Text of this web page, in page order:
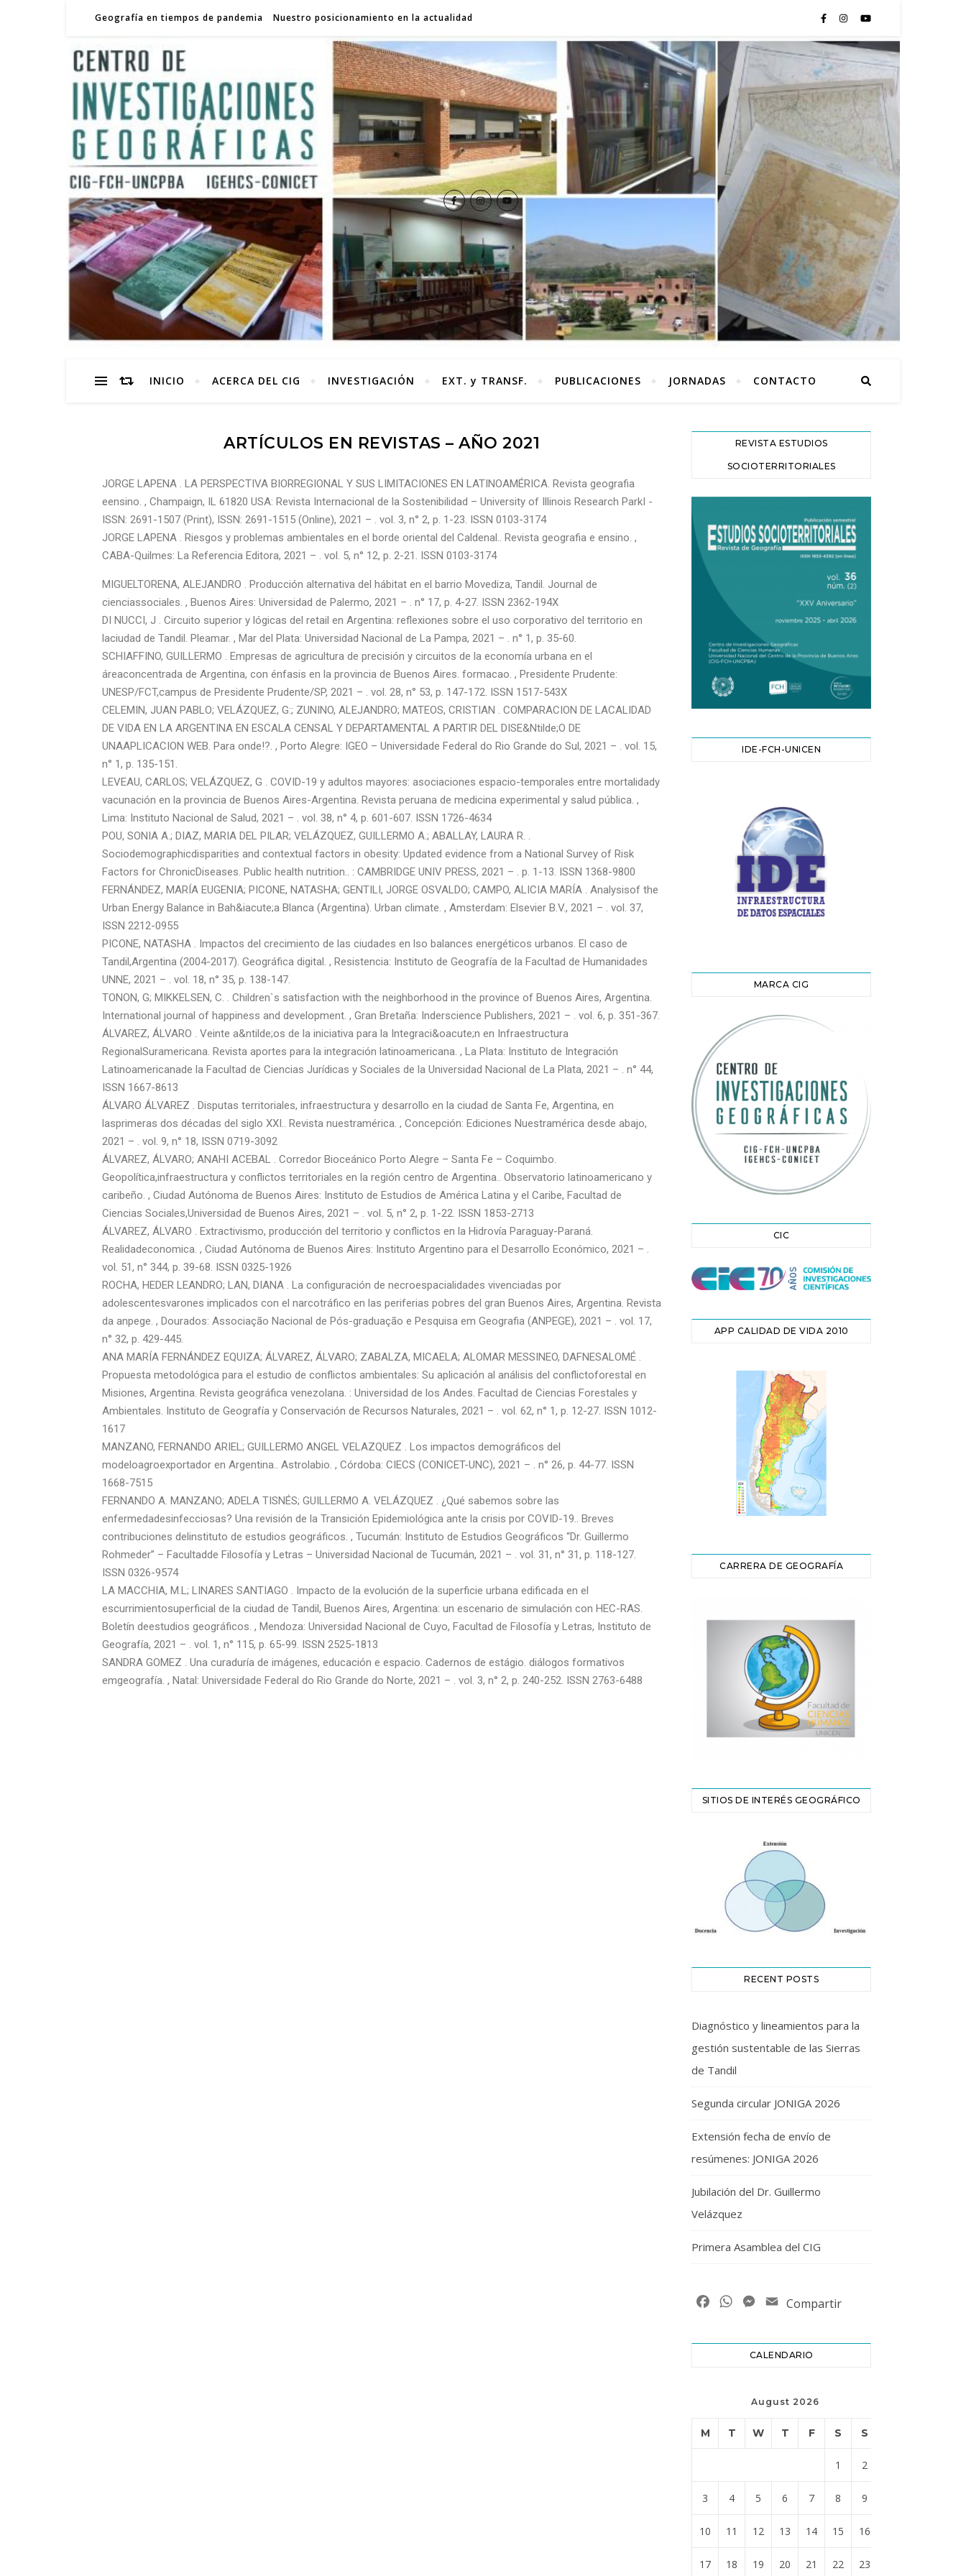
Geografía en tiempos de pandemia Nuestro posicionamiento en la actualidad
INICIO ACERCA DEL CIG INVESTIGACIÓN EXT. y TRANSF. PUBLICACIONES JORNADAS CONTACTO
ARTÍCULOS EN REVISTAS – AÑO 2021
JORGE LAPENA . LA PERSPECTIVA BIORREGIONAL Y SUS LIMITACIONES EN LATINOAMÉRICA. Revista geografia
eensino. , Champaign, IL 61820 USA: Revista Internacional de la Sostenibilidad – University of Illinois Research ParkI -
ISSN: 2691-1507 (Print), ISSN: 2691-1515 (Online), 2021 – . vol. 3, n° 2, p. 1-23. ISSN 0103-3174
JORGE LAPENA . Riesgos y problemas ambientales en el borde oriental del Caldenal.. Revista geografia e ensino. ,
CABA-Quilmes: La Referencia Editora, 2021 – . vol. 5, n° 12, p. 2-21. ISSN 0103-3174
MIGUELTORENA, ALEJANDRO . Producción alternativa del hábitat en el barrio Movediza, Tandil. Journal de
cienciassociales. , Buenos Aires: Universidad de Palermo, 2021 – . n° 17, p. 4-27. ISSN 2362-194X
DI NUCCI, J . Circuito superior y lógicas del retail en Argentina: reflexiones sobre el uso corporativo del territorio en
laciudad de Tandil. Pleamar. , Mar del Plata: Universidad Nacional de La Pampa, 2021 – . n° 1, p. 35-60.
SCHIAFFINO, GUILLERMO . Empresas de agricultura de precisión y circuitos de la economía urbana en el
áreaconcentrada de Argentina, con énfasis en la provincia de Buenos Aires. formacao. , Presidente Prudente:
UNESP/FCT,campus de Presidente Prudente/SP, 2021 – . vol. 28, n° 53, p. 147-172. ISSN 1517-543X
CELEMIN, JUAN PABLO; VELÁZQUEZ, G:; ZUNINO, ALEJANDRO; MATEOS, CRISTIAN . COMPARACION DE LACALIDAD
DE VIDA EN LA ARGENTINA EN ESCALA CENSAL Y DEPARTAMENTAL A PARTIR DEL DISE&Ntilde;O DE
UNAAPLICACION WEB. Para onde!?. , Porto Alegre: IGEO – Universidade Federal do Rio Grande do Sul, 2021 – . vol. 15,
n° 1, p. 135-151.
LEVEAU, CARLOS; VELÁZQUEZ, G . COVID-19 y adultos mayores: asociaciones espacio-temporales entre mortalidady
vacunación en la provincia de Buenos Aires-Argentina. Revista peruana de medicina experimental y salud pública. ,
Lima: Instituto Nacional de Salud, 2021 – . vol. 38, n° 4, p. 601-607. ISSN 1726-4634
POU, SONIA A.; DIAZ, MARIA DEL PILAR; VELÁZQUEZ, GUILLERMO A.; ABALLAY, LAURA R. .
Sociodemographicdisparities and contextual factors in obesity: Updated evidence from a National Survey of Risk
Factors for ChronicDiseases. Public health nutrition.. : CAMBRIDGE UNIV PRESS, 2021 – . p. 1-13. ISSN 1368-9800
FERNÁNDEZ, MARÍA EUGENIA; PICONE, NATASHA; GENTILI, JORGE OSVALDO; CAMPO, ALICIA MARÍA . Analysisof the
Urban Energy Balance in Bah&iacute;a Blanca (Argentina). Urban climate. , Amsterdam: Elsevier B.V., 2021 – . vol. 37,
ISSN 2212-0955
PICONE, NATASHA . Impactos del crecimiento de las ciudades en lso balances energéticos urbanos. El caso de
Tandil,Argentina (2004-2017). Geográfica digital. , Resistencia: Instituto de Geografía de la Facultad de Humanidades
UNNE, 2021 – . vol. 18, n° 35, p. 138-147.
TONON, G; MIKKELSEN, C. . Children`s satisfaction with the neighborhood in the province of Buenos Aires, Argentina.
International journal of happiness and development. , Gran Bretaña: Inderscience Publishers, 2021 – . vol. 6, p. 351-367.
ÁLVAREZ, ÁLVARO . Veinte a&ntilde;os de la iniciativa para la Integraci&oacute;n en Infraestructura
RegionalSuramericana. Revista aportes para la integración latinoamericana. , La Plata: Instituto de Integración
Latinoamericanade la Facultad de Ciencias Jurídicas y Sociales de la Universidad Nacional de La Plata, 2021 – . n° 44,
ISSN 1667-8613
ÁLVARO ÁLVAREZ . Disputas territoriales, infraestructura y desarrollo en la ciudad de Santa Fe, Argentina, en
lasprimeras dos décadas del siglo XXI.. Revista nuestramérica. , Concepción: Ediciones Nuestramérica desde abajo,
2021 – . vol. 9, n° 18, ISSN 0719-3092
ÁLVAREZ, ÁLVARO; ANAHI ACEBAL . Corredor Bioceánico Porto Alegre – Santa Fe – Coquimbo.
Geopolítica,infraestructura y conflictos territoriales en la región centro de Argentina.. Observatorio latinoamericano y
caribeño. , Ciudad Autónoma de Buenos Aires: Instituto de Estudios de América Latina y el Caribe, Facultad de
Ciencias Sociales,Universidad de Buenos Aires, 2021 – . vol. 5, n° 2, p. 1-22. ISSN 1853-2713
ÁLVAREZ, ÁLVARO . Extractivismo, producción del territorio y conflictos en la Hidrovía Paraguay-Paraná.
Realidadeconomica. , Ciudad Autónoma de Buenos Aires: Instituto Argentino para el Desarrollo Económico, 2021 – .
vol. 51, n° 344, p. 39-68. ISSN 0325-1926
ROCHA, HEDER LEANDRO; LAN, DIANA . La configuración de necroespacialidades vivenciadas por
adolescentesvarones implicados con el narcotráfico en las periferias pobres del gran Buenos Aires, Argentina. Revista
da anpege. , Dourados: Associação Nacional de Pós-graduação e Pesquisa em Geografia (ANPEGE), 2021 – . vol. 17,
n° 32, p. 429-445.
ANA MARÍA FERNÁNDEZ EQUIZA; ÁLVAREZ, ÁLVARO; ZABALZA, MICAELA; ALOMAR MESSINEO, DAFNESALOMÉ .
Propuesta metodológica para el estudio de conflictos ambientales: Su aplicación al análisis del conflictoforestal en
Misiones, Argentina. Revista geográfica venezolana. : Universidad de los Andes. Facultad de Ciencias Forestales y
Ambientales. Instituto de Geografía y Conservación de Recursos Naturales, 2021 – . vol. 62, n° 1, p. 12-27. ISSN 1012-
1617
MANZANO, FERNANDO ARIEL; GUILLERMO ANGEL VELAZQUEZ . Los impactos demográficos del
modeloagroexportador en Argentina.. Astrolabio. , Córdoba: CIECS (CONICET-UNC), 2021 – . n° 26, p. 44-77. ISSN
1668-7515
FERNANDO A. MANZANO; ADELA TISNÉS; GUILLERMO A. VELÁZQUEZ . ¿Qué sabemos sobre las
enfermedadesinfecciosas? Una revisión de la Transición Epidemiológica ante la crisis por COVID-19.. Breves
contribuciones delinstituto de estudios geográficos. , Tucumán: Instituto de Estudios Geográficos “Dr. Guillermo
Rohmeder” – Facultadde Filosofía y Letras – Universidad Nacional de Tucumán, 2021 – . vol. 31, n° 31, p. 118-127.
ISSN 0326-9574
LA MACCHIA, M.L; LINARES SANTIAGO . Impacto de la evolución de la superficie urbana edificada en el
escurrimientosuperficial de la ciudad de Tandil, Buenos Aires, Argentina: un escenario de simulación con HEC-RAS.
Boletín deestudios geográficos. , Mendoza: Universidad Nacional de Cuyo, Facultad de Filosofía y Letras, Instituto de
Geografía, 2021 – . vol. 1, n° 115, p. 65-99. ISSN 2525-1813
SANDRA GOMEZ . Una curaduría de imágenes, educación e espacio. Cadernos de estágio. diálogos formativos
emgeografía. , Natal: Universidade Federal do Rio Grande do Norte, 2021 – . vol. 3, n° 2, p. 240-252. ISSN 2763-6488
REVISTA ESTUDIOS
SOCIOTERRITORIALES
IDE-FCH-UNICEN
MARCA CIG
CIC
APP CALIDAD DE VIDA 2010
CARRERA DE GEOGRAFÍA
SITIOS DE INTERÉS GEOGRÁFICO
RECENT POSTS
Diagnóstico y lineamientos para la
gestión sustentable de las Sierras
de Tandil
Segunda circular JONIGA 2026
Extensión fecha de envío de
resúmenes: JONIGA 2026
Jubilación del Dr. Guillermo
Velázquez
Primera Asamblea del CIG
FacebookWhatsAppMessenger
Email
Compartir
CALENDARIO
August 2026
M T W T F S S
1 2
3 4 5 6 7 8 9
10 11 12 13 14 15 16
17 18 19 20 21 22 23